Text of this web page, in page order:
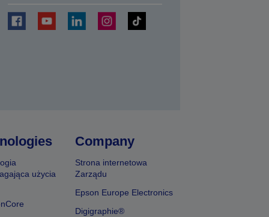
użycia
Company
Strona internetowa
Zarządu
Epson Europe Electronics
Digigraphie®